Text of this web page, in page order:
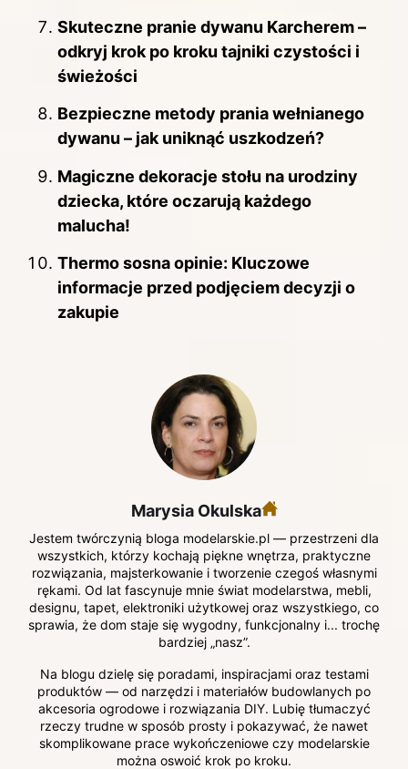
Skuteczne pranie dywanu Karcherem –
odkryj krok po kroku tajniki czystości i
świeżości
Bezpieczne metody prania wełnianego
dywanu – jak uniknąć uszkodzeń?
Magiczne dekoracje stołu na urodziny
dziecka, które oczarują każdego
malucha!
Thermo sosna opinie: Kluczowe
informacje przed podjęciem decyzji o
zakupie
Marysia Okulska
Jestem twórczynią bloga modelarskie.pl — przestrzeni dla
wszystkich, którzy kochają piękne wnętrza, praktyczne
rozwiązania, majsterkowanie i tworzenie czegoś własnymi
rękami. Od lat fascynuje mnie świat modelarstwa, mebli,
designu, tapet, elektroniki użytkowej oraz wszystkiego, co
sprawia, że dom staje się wygodny, funkcjonalny i... trochę
bardziej „nasz”.
Na blogu dzielę się poradami, inspiracjami oraz testami
produktów — od narzędzi i materiałów budowlanych po
akcesoria ogrodowe i rozwiązania DIY. Lubię tłumaczyć
rzeczy trudne w sposób prosty i pokazywać, że nawet
skomplikowane prace wykończeniowe czy modelarskie
można oswoić krok po kroku.